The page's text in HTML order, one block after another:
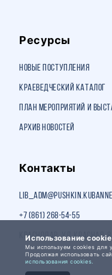
Ресурсы
Новые поступления
Краеведческий каталог
План мероприятий и
Архив новостей
Контакты
+7 (861) 268-54-55
Краснодар, ул. Красная, 8
Использование
Мы используем cookies для
Продолжая использовать
использования cookies.